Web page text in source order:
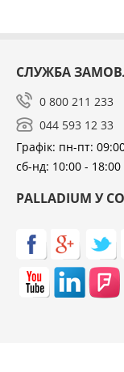
СЛУЖБА
0 800 211 233
044 593 12 33
Графік: пн-пт:
сб-нд: 10:00 - 18:00
PALLADIUM У